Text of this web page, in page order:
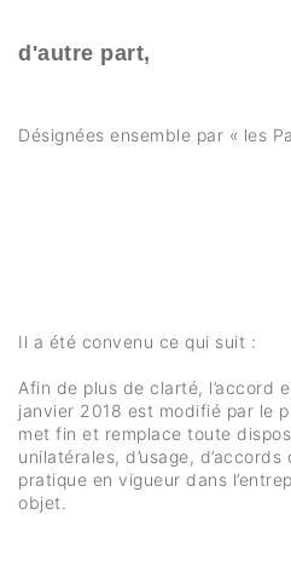
d'autre part,
Désignées ensemble par « les
Il a été convenu ce qui suit :
Afin de plus de clarté, l’accord
janvier 2018 est modifié par le
met fin et remplace toute
unilatérales, d’usage,
pratique en vigueur dans
objet.